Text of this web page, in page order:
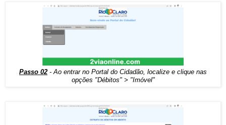
Passo 02 - Ao entrar no Portal do Cidadão, localize e clique nas
opções "Débitos" > "Imóvel"